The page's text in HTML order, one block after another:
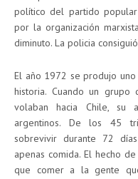
político del partido
por la organización
diminuto. La policia
El año 1972 se produjo
historia. Cuando un grupo
volaban hacia Chile,
argentinos. De los 45
sobrevivir durante 72
apenas comida. El hecho
que comer a la gente